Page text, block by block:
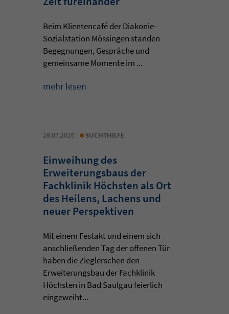
Beim Klientencafé der Diakonie-
Sozialstation Mössingen standen
Begegnungen, Gespräche und
gemeinsame Momente im ...
mehr lesen
28.07.2026 | • SUCHTHILFE
Einweihung des
Erweiterungsbaus der
Fachklinik Höchsten als Ort
des Heilens, Lachens und
neuer Perspektiven
Mit einem Festakt und einem sich
anschließenden Tag der offenen Tür
haben die Zieglerschen den
Erweiterungsbau der Fachklinik
Höchsten in Bad Saulgau feierlich
eingeweiht...